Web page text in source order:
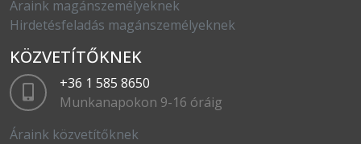
Áraink magánszemélyeknek
Hirdetésfeladás magánszemélyeknek
KÖZVETÍTŐKNEK
+36 1 585 8650
Munkanapokon 9-16 óráig
Áraink közvetítőknek